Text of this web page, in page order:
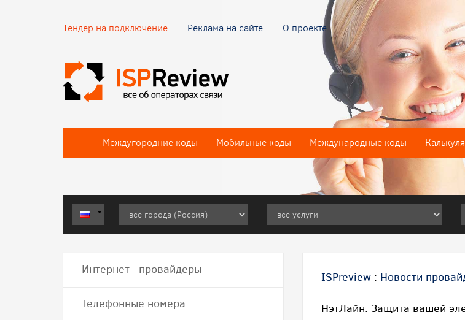
Тендер на подключение Реклама на сайте О проекте
Междугородние коды Мобильные коды Международные коды
ISPreview : Новости
НэтЛайн: Защита вашей
Интернет провайдеры
Телефонные номера